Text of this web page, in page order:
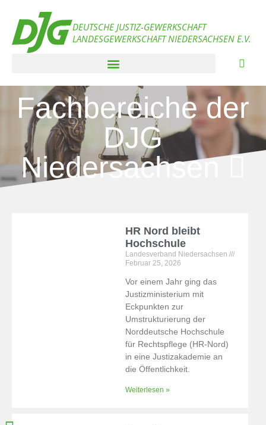
DEUTSCHE JUSTIZ-GEWERKSCHAFT
LANDESGEWERKSCHAFT NIEDERSACHSEN E.V.
Fachbereiche der
DJG
Niedersachsen
HR Nord bleibt
Hochschule
Landesverband Niedersachsen
Februar 25, 2026
Vor einem Jahr ging das
Justizministerium mit
Eckpunkten zur
Umstrukturierung der
Norddeutsche Hochschule
für Rechtspflege (HR-Nord)
in eine Justizakademie an
die Öffentlichkeit.
Weiterlesen »